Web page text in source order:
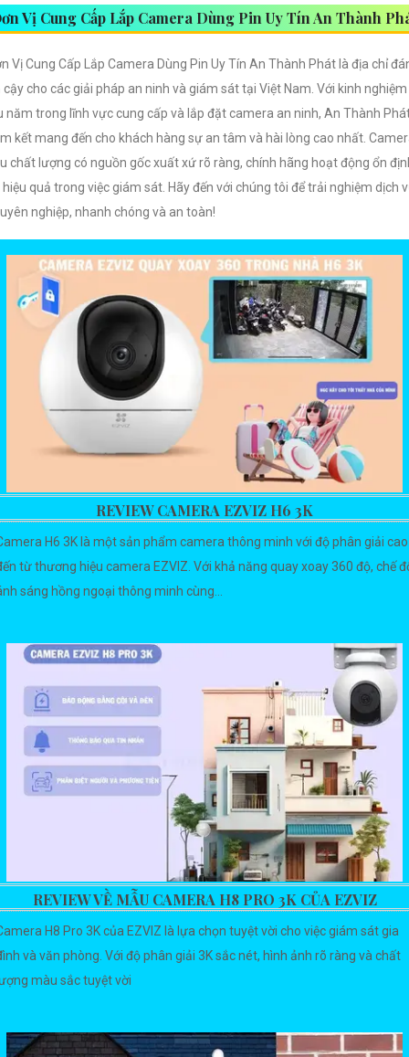
Vị Cung Cấp Lắp Camera Dùng Pin Uy Tín An Thành
Vị Cung Cấp Lắp Camera Dùng Pin Uy Tín An Thành Phát là địa chỉ
cậy cho các giải pháp an ninh và giám sát tại Việt Nam. Với kinh nghiệm
năm trong lĩnh vực cung cấp và lắp đặt camera an ninh, An Thành
kết mang đến cho khách hàng sự an tâm và hài lòng cao nhất.
chất lượng có nguồn gốc xuất xứ rõ ràng, chính hãng hoạt động ổn
hiệu quả trong việc giám sát. Hãy đến với chúng tôi để trải nghiệm dịch
nghiệp, nhanh chóng và an toàn!
REVIEW CAMERA EZVIZ H6 3K
H6 3K là một sản phẩm camera thông minh với độ phân giải cao
từ thương hiệu camera EZVIZ. Với khả năng quay xoay 360 độ, chế
sáng hồng ngoại thông minh cùng...
REVIEW VỀ MẪU CAMERA H8 PRO 3K CỦA EZVIZ
H8 Pro 3K của EZVIZ là lựa chọn tuyệt vời cho việc giám sát gia
và văn phòng. Với độ phân giải 3K sắc nét, hình ảnh rõ ràng và chất
màu sắc tuyệt vời